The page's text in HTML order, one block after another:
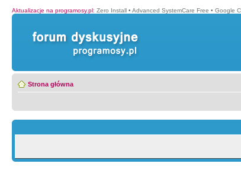
Aktualizacje na programosy.pl: Zero Install • Advanced SystemCare Free • Google
Strona główna